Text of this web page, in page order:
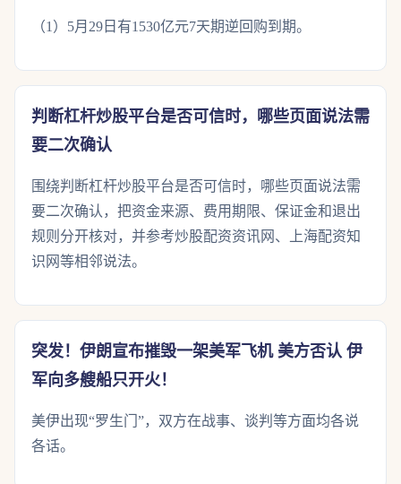
（1）5月29日有1530亿元7天期逆回购到期。
判断杠杆炒股平台是否可信时，哪些页面说法需
要二次确认
围绕判断杠杆炒股平台是否可信时，哪些页面说法需
要二次确认，把资金来源、费用期限、保证金和退出
规则分开核对，并参考炒股配资资讯网、上海配资知
识网等相邻说法。
突发！伊朗宣布摧毁一架美军飞机 美方否认 伊
军向多艘船只开火！
美伊出现“罗生门”，双方在战事、谈判等方面均各说
各话。